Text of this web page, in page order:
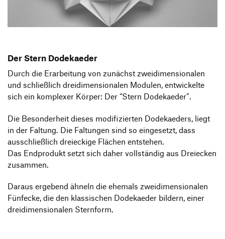
Transfer und Kooperation
Produktgestaltung B.A.
Strategische Gestaltung M.A.
Der Stern Dodekaeder
Durch die Erarbeitung von zunächst zweidimensionalen
und schließlich dreidimensionalen Modulen, entwickelte
sich ein komplexer Körper: Der “Stern Dodekaeder”.
Die Besonderheit dieses modifizierten Dodekaeders, liegt
in der Faltung. Die Faltungen sind so eingesetzt, dass
ausschließlich dreieckige Flächen entstehen.
Das Endprodukt setzt sich daher vollständig aus Dreiecken
zusammen.
Daraus ergebend ähneln die ehemals zweidimensionalen
Fünfecke, die den klassischen Dodekaeder bildern, einer
dreidimensionalen Sternform.